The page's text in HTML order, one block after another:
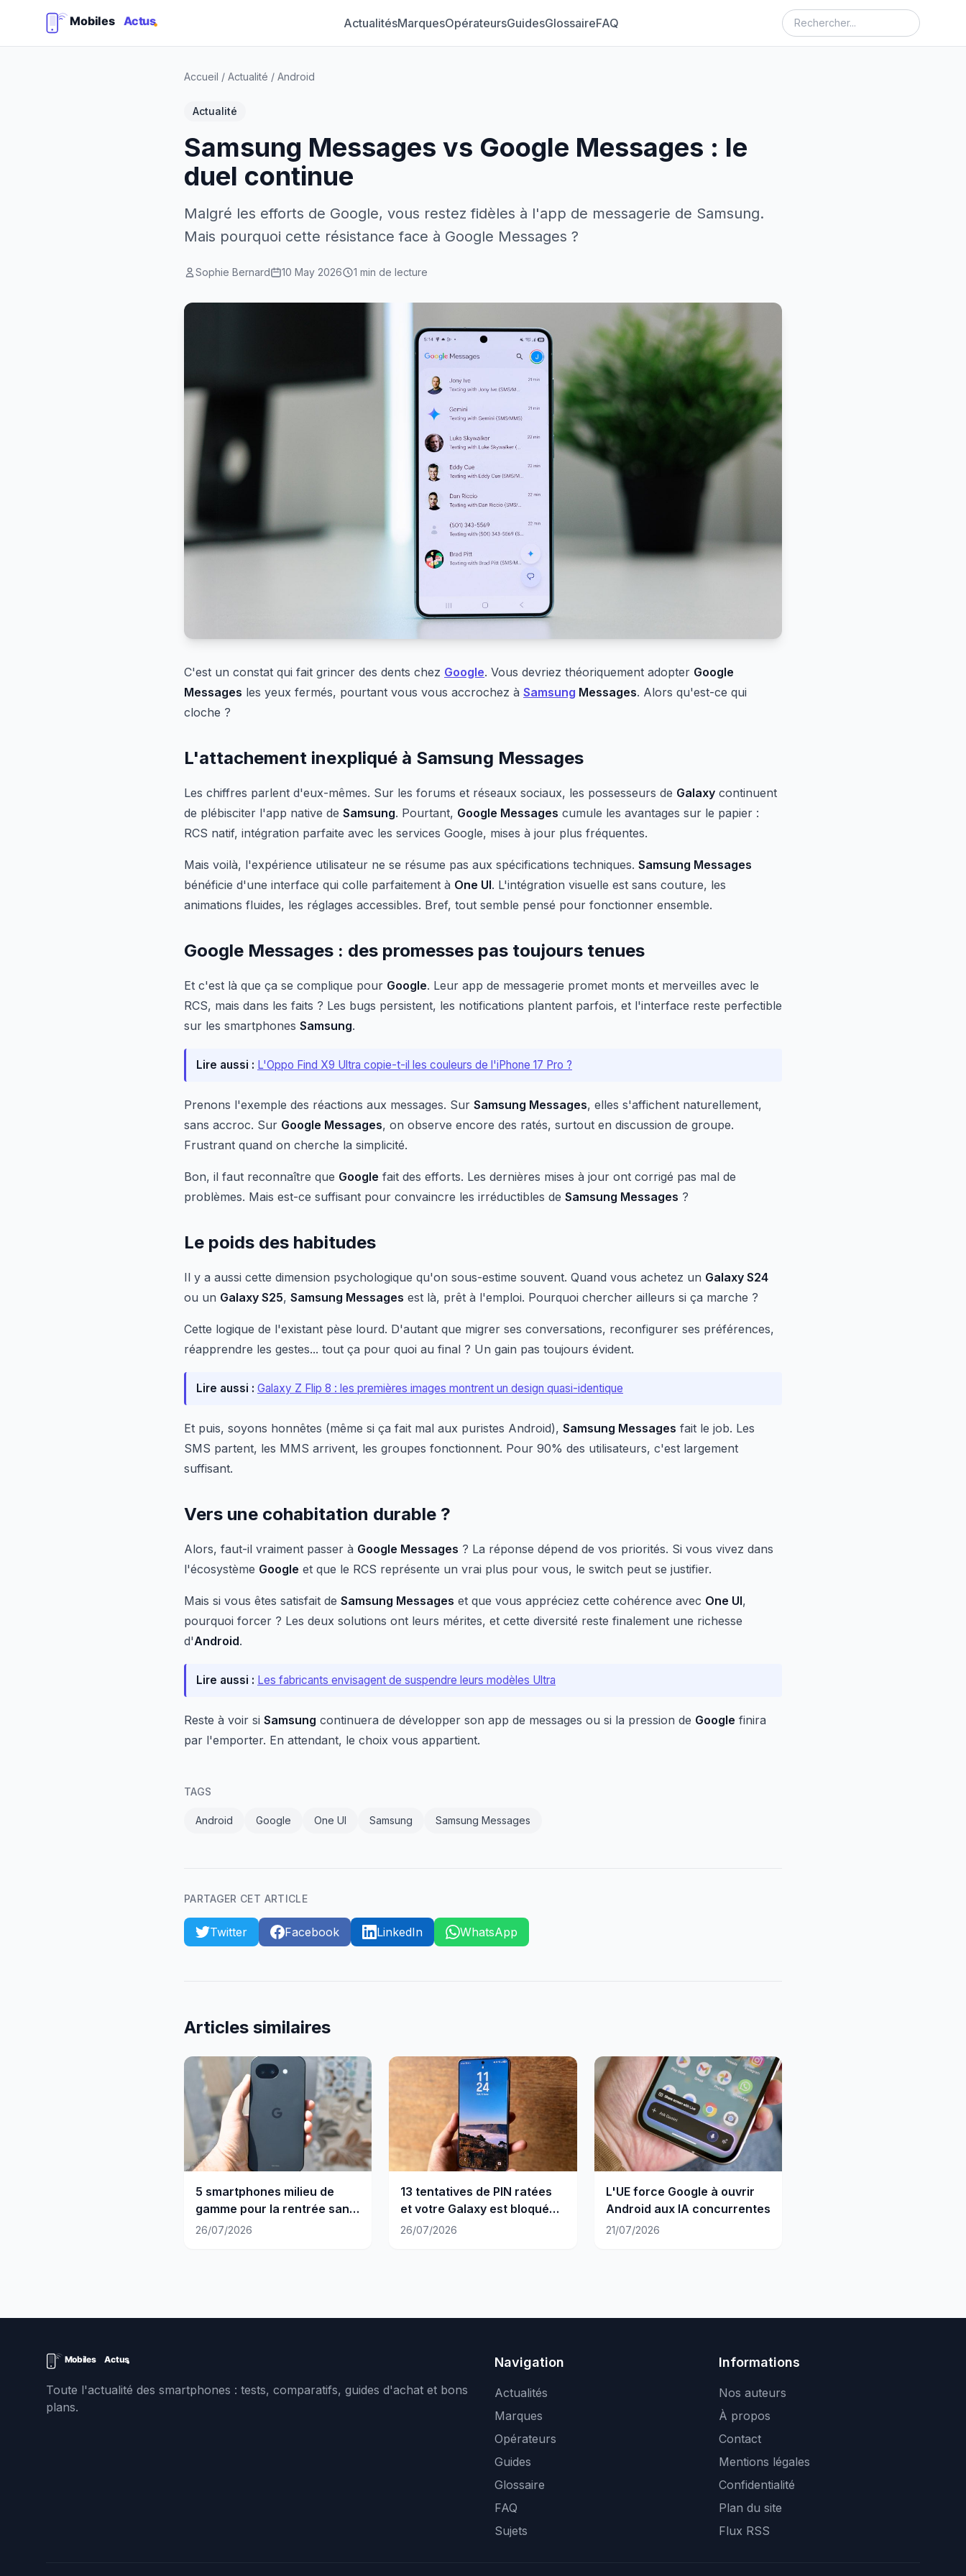
ActualitésMarquesOpérateursGuidesGlossaireFAQ
Accueil / Actualité / Android
Actualité
Samsung Messages vs Google Messages : le
duel continue
Malgré les efforts de Google, vous restez fidèles à l'app de messagerie de Samsung.
Mais pourquoi cette résistance face à Google Messages ?
Sophie Bernard 10 May 2026 1 min de lecture
C'est un constat qui fait grincer des dents chez Google. Vous devriez théoriquement adopter Google
Messages les yeux fermés, pourtant vous vous accrochez à Samsung Messages. Alors qu'est-ce qui
cloche ?
L'attachement inexpliqué à Samsung Messages
Les chiffres parlent d'eux-mêmes. Sur les forums et réseaux sociaux, les possesseurs de Galaxy continuent
de plébisciter l'app native de Samsung. Pourtant, Google Messages cumule les avantages sur le papier :
RCS natif, intégration parfaite avec les services Google, mises à jour plus fréquentes.
Mais voilà, l'expérience utilisateur ne se résume pas aux spécifications techniques. Samsung Messages
bénéficie d'une interface qui colle parfaitement à One UI. L'intégration visuelle est sans couture, les
animations fluides, les réglages accessibles. Bref, tout semble pensé pour fonctionner ensemble.
Google Messages : des promesses pas toujours tenues
Et c'est là que ça se complique pour Google. Leur app de messagerie promet monts et merveilles avec le
RCS, mais dans les faits ? Les bugs persistent, les notifications plantent parfois, et l'interface reste perfectible
sur les smartphones Samsung.
Lire aussi : L'Oppo Find X9 Ultra copie-t-il les couleurs de l'iPhone 17 Pro ?
Prenons l'exemple des réactions aux messages. Sur Samsung Messages, elles s'affichent naturellement,
sans accroc. Sur Google Messages, on observe encore des ratés, surtout en discussion de groupe.
Frustrant quand on cherche la simplicité.
Bon, il faut reconnaître que Google fait des efforts. Les dernières mises à jour ont corrigé pas mal de
problèmes. Mais est-ce suffisant pour convaincre les irréductibles de Samsung Messages ?
Le poids des habitudes
Il y a aussi cette dimension psychologique qu'on sous-estime souvent. Quand vous achetez un Galaxy S24
ou un Galaxy S25, Samsung Messages est là, prêt à l'emploi. Pourquoi chercher ailleurs si ça marche ?
Cette logique de l'existant pèse lourd. D'autant que migrer ses conversations, reconfigurer ses préférences,
réapprendre les gestes... tout ça pour quoi au final ? Un gain pas toujours évident.
Lire aussi : Galaxy Z Flip 8 : les premières images montrent un design quasi-identique
Et puis, soyons honnêtes (même si ça fait mal aux puristes Android), Samsung Messages fait le job. Les
SMS partent, les MMS arrivent, les groupes fonctionnent. Pour 90% des utilisateurs, c'est largement
suffisant.
Vers une cohabitation durable ?
Alors, faut-il vraiment passer à Google Messages ? La réponse dépend de vos priorités. Si vous vivez dans
l'écosystème Google et que le RCS représente un vrai plus pour vous, le switch peut se justifier.
Mais si vous êtes satisfait de Samsung Messages et que vous appréciez cette cohérence avec One UI,
pourquoi forcer ? Les deux solutions ont leurs mérites, et cette diversité reste finalement une richesse
d'Android.
Lire aussi : Les fabricants envisagent de suspendre leurs modèles Ultra
Reste à voir si Samsung continuera de développer son app de messages ou si la pression de Google finira
par l'emporter. En attendant, le choix vous appartient.
TAGS
Android Google One UI Samsung Samsung Messages
PARTAGER CET ARTICLE
Twitter Facebook LinkedIn WhatsApp
Articles similaires
5 smartphones milieu de
gamme pour la rentrée sans
se ruiner
26/07/2026
13 tentatives de PIN ratées
et votre Galaxy est bloqué
définitivement
26/07/2026
L'UE force Google à ouvrir
Android aux IA concurrentes
21/07/2026
Toute l'actualité des smartphones : tests, comparatifs, guides d'achat et bons
plans.
Navigation
Actualités
Marques
Opérateurs
Guides
Glossaire
FAQ
Sujets
Informations
Nos auteurs
À propos
Contact
Mentions légales
Confidentialité
Plan du site
Flux RSS